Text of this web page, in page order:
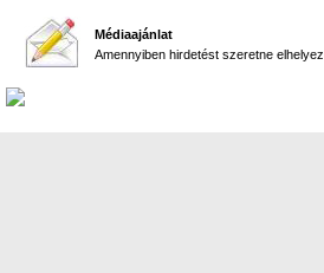
Médiaajánlat
Amennyiben hirdetést szeretne